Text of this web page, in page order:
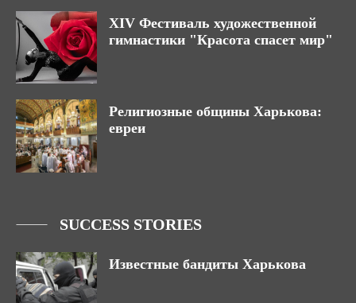
ХІV Фестиваль художественной
гимнастики "Красота спасет мир"
Религиозные общины Харькова:
евреи
SUCCESS STORIES
Известные бандиты Харькова